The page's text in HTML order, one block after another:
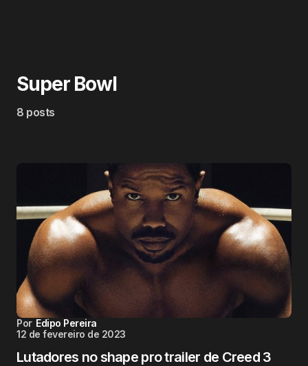
Super Bowl
8 posts
Por Edipo Pereira
12 de fevereiro de 2023
Lutadores no shape pro trailer de Creed 3